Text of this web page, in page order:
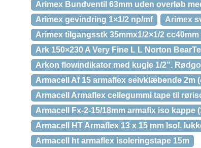
Arimex Bundventil 63mm uden overløb
Arimex gevindring 1×1/2 np/mf
Arimex
Arimex tilgangsstk 35mmx1/2×1/2 cc40mm
Ark 150×230 A Very Fine L L Norton
Arkon flowindikator med kugle 1/2”.
Armacell Af 15 armaflex selvklæbende 2m
Armacell Armaflex cellegummi tape til
Armacell Fx-2-15/18mm armafix iso kappe
Armacell HT Armaflex 13 x 15 mm Isol.
Armacell ht armaflex isoleringstape 15m